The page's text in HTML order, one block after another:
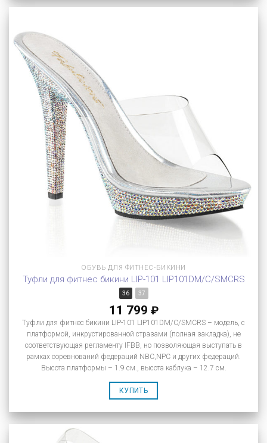
ОБУВЬ ДЛЯ ФИТНЕС-БИКИНИ
Туфли для фитнес бикини LIP-101 LIP101DM/C/SMCRS
36 37
11 799 ₽
Туфли для фитнес бикини LIP-101 LIP101DM/C/SMCRS – модель, с
платформой, инкрустированной стразами (полная закладка), не
соответствующая регламенту IFBB, но позволяющая выступать в
рамках соревнований федераций NBC,NPC и других федераций.
Высота платформы – 1.9 см., высота каблука – 12.7 см.
КУПИТЬ